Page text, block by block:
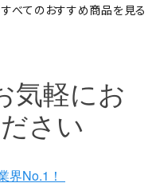
すべてのおすすめ商品を見る